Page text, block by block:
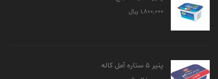
1,800,000 ﷼
پنیر 5 ستاره آمل کاله